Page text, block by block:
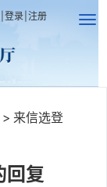
登录 注册
> 来信选登
回复